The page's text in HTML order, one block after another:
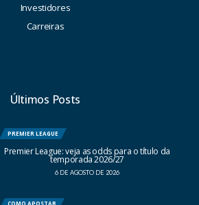
Investidores
Carreiras
Últimos Posts
PREMIER LEAGUE
Premier League: veja as odds para o título da
temporada 2026/27
6 DE AGOSTO DE 2026
COMO APOSTAR